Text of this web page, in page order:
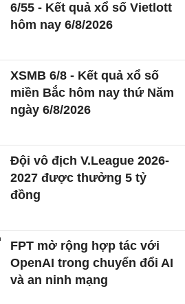
6/55 - Kết quả xổ số Vietlott
hôm nay 6/8/2026
XSMB 6/8 - Kết quả xổ số
miền Bắc hôm nay thứ Năm
ngày 6/8/2026
Đội vô địch V.League 2026-
2027 được thưởng 5 tỷ
đồng
FPT mở rộng hợp tác với
OpenAI trong chuyển đổi AI
và an ninh mạng